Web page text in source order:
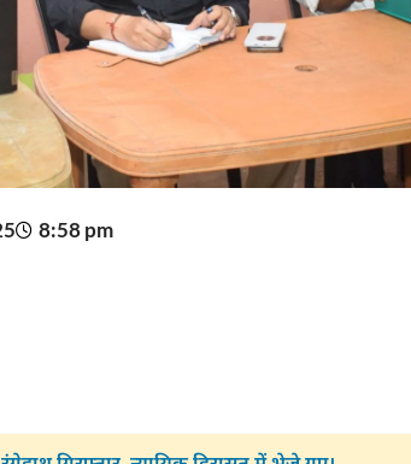
8:58 pm